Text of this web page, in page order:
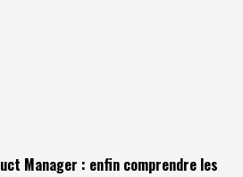
Manager : enfin comprendre les